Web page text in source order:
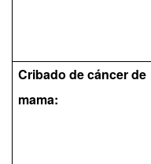
Cribado de cáncer de
mama: